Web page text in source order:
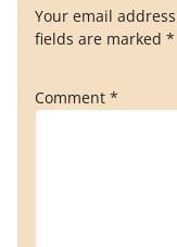
Your email
fields are marked *
Comment *